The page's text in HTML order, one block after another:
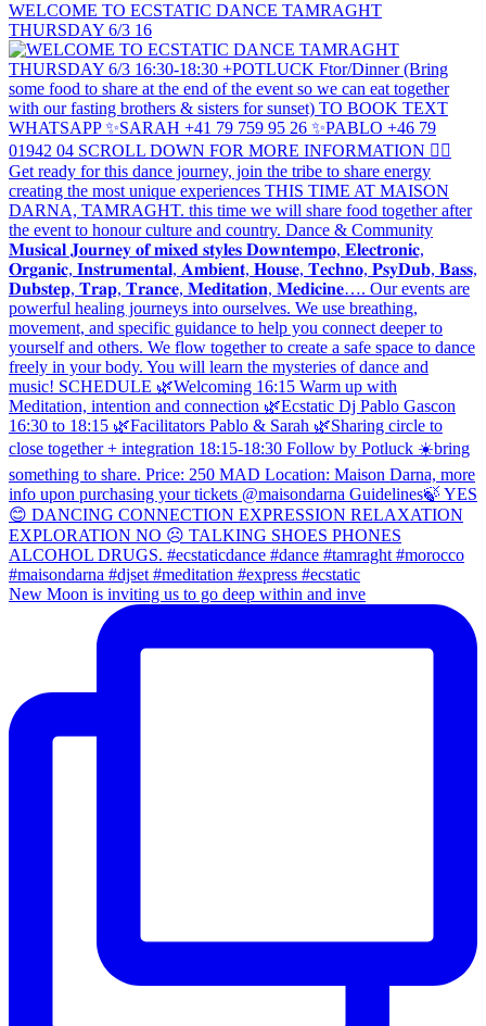
WELCOME TO ECSTATIC DANCE TAMRAGHT
THURSDAY 6/3 16
New Moon is inviting us to go deep within and inve